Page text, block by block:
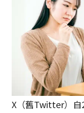
X（舊Twitter）自